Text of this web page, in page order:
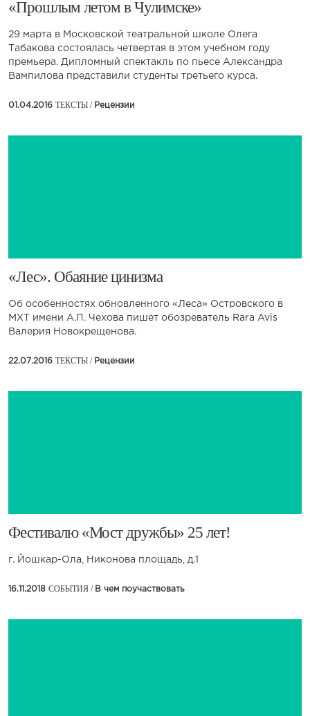
​«Прошлым летом в Чулимске»
29 марта в Московской театральной школе Олега
Табакова состоялась четвертая в этом учебном году
премьера. Дипломный спектакль по пьесе Александра
Вампилова представили студенты третьего курса.
01.04.2016 ТЕКСТЫ / Рецензии
​«Лес». Обаяние цинизма
Об особенностях обновленного «Леса» Островского в
МХТ имени А.П. Чехова пишет обозреватель Rara Avis
Валерия Новокрещенова.
22.07.2016 ТЕКСТЫ / Рецензии
​Фестивалю «Мост дружбы» 25 лет!
г. Йошкар-Ола, Никонова площадь, д.1
16.11.2018 СОБЫТИЯ / В чем поучаствовать